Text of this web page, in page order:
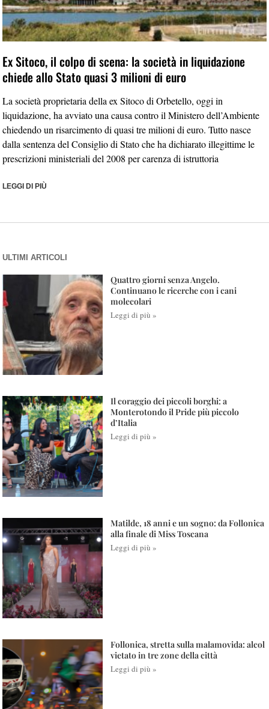
Ex Sitoco, il colpo di scena: la società in liquidazione
chiede allo Stato quasi 3 milioni di euro
La società proprietaria della ex Sitoco di Orbetello, oggi in
liquidazione, ha avviato una causa contro il Ministero dell’Ambiente
chiedendo un risarcimento di quasi tre milioni di euro. Tutto nasce
dalla sentenza del Consiglio di Stato che ha dichiarato illegittime le
prescrizioni ministeriali del 2008 per carenza di istruttoria
LEGGI DI PIÙ
ULTIMI ARTICOLI
Quattro giorni senza Angelo.
Continuano le ricerche con i cani
molecolari
Leggi di più »
Il coraggio dei piccoli borghi: a
Monterotondo il Pride più piccolo
d’Italia
Leggi di più »
Matilde, 18 anni e un sogno: da Follonica
alla finale di Miss Toscana
Leggi di più »
Follonica, stretta sulla malamovida: alcol
vietato in tre zone della città
Leggi di più »